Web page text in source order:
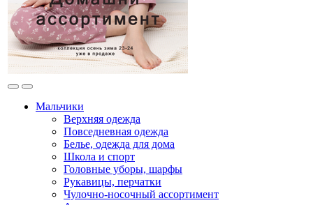
Мальчики
Верхняя одежда
Повседневная одежда
Белье, одежда для дома
Школа и спорт
Головные уборы, шарфы
Рукавицы, перчатки
Чулочно-носочный ассортимент